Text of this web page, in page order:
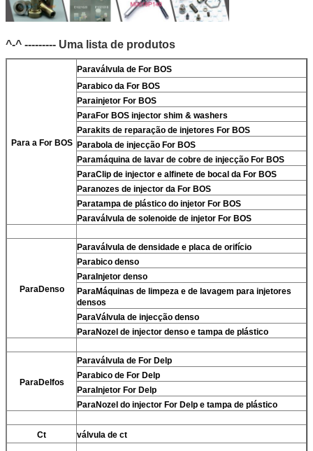
^-^ --------- Uma lista de produtos
Para a For BOS
Paraválvula de For BOS
Parabico da For BOS
Parainjetor For BOS
ParaFor BOS injector shim & washers
Parakits de reparação de injetores For BOS
Parabola de injecção For BOS
Paramáquina de lavar de cobre de injecção For BOS
ParaClip de injector e alfinete de bocal da For BOS
Paranozes de injector da For BOS
Paratampa de plástico do injetor For BOS
Paraválvula de solenoide de injetor For BOS
ParaDenso
Paraválvula de densidade e placa de orifício
Parabico denso
ParaInjetor denso
ParaMáquinas de limpeza e de lavagem para injetores
densos
ParaVálvula de injecção denso
ParaNozel de injector denso e tampa de plástico
ParaDelfos
Paraválvula de For Delp
Parabico de For Delp
ParaInjetor For Delp
ParaNozel do injector For Delp e tampa de plástico
Ct válvula de ct